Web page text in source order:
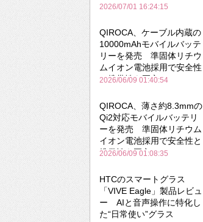
2026/07/01 16:24:15
QIROCA、ケーブル内蔵の
10000mAhモバイルバッテ
リーを発売 準固体リチウ
ムイオン電池採用で安全性
と携帯性を両立
2026/06/09 01:40:54
QIROCA、薄さ約8.3mmの
Qi2対応モバイルバッテリ
ーを発売 準固体リチウム
イオン電池採用で安全性と
携帯性を両立
2026/06/09 01:08:35
HTCのスマートグラス
「VIVE Eagle」製品レビュ
ー AIと音声操作に特化し
た“日常使い”グラス